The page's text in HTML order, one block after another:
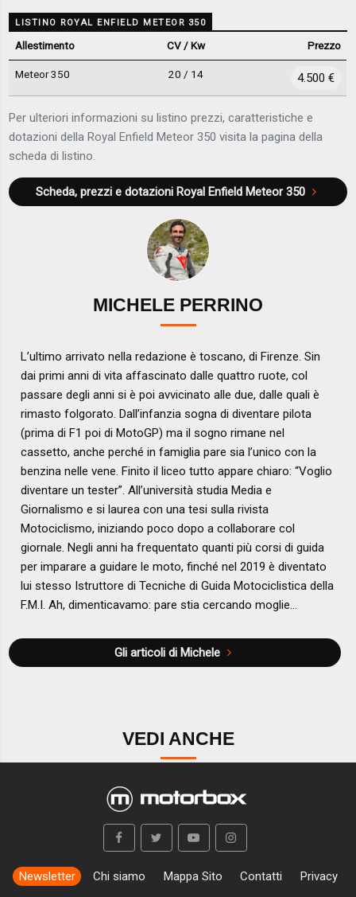
LISTINO ROYAL ENFIELD METEOR 350
Allestimento CV / Kw Prezzo
Meteor 350 20 / 14 4.500 €
Per ulteriori informazioni su listino prezzi, caratteristiche e
dotazioni della Royal Enfield Meteor 350 visita la pagina della
scheda di listino.
Scheda, prezzi e dotazioni Royal Enfield Meteor 350
MICHELE PERRINO
L’ultimo arrivato nella redazione è toscano, di Firenze. Sin
dai primi anni di vita affascinato dalle quattro ruote, col
passare degli anni si è poi avvicinato alle due, dalle quali è
rimasto folgorato. Dall’infanzia sogna di diventare pilota
(prima di F1 poi di MotoGP) ma il sogno rimane nel
cassetto, anche perché in famiglia pare sia l’unico con la
benzina nelle vene. Finito il liceo tutto appare chiaro: “Voglio
diventare un tester”. All’università studia Media e
Giornalismo e si laurea con una tesi sulla rivista
Motociclismo, iniziando poco dopo a collaborare col
giornale. Negli anni ha frequentato quanti più corsi di guida
per imparare a guidare le moto, finché nel 2019 è diventato
lui stesso Istruttore di Tecniche di Guida Motociclistica della
F.M.I. Ah, dimenticavamo: pare stia cercando moglie…
Gli articoli di Michele
VEDI ANCHE
Newsletter Chi siamo Mappa Sito Contatti
Privacy